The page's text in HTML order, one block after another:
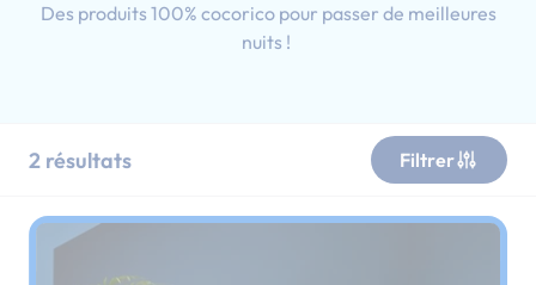
Des produits 100% cocorico pour passer de meilleures
nuits !
2 résultats Filtrer